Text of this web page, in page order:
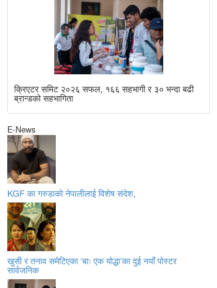
क्रिएटर समिट २०२६ सफल, १६६ सहभागी र ३० भन्दा बढी
ब्रान्डको सहभागिता
E-News
KGF का गरुडाको नेपालीलाई विशेष संदेश,
खुसी र तनाव समेटिएका ‘बाः एक योद्धा’का दुई नयाँ पोस्टर
सार्वजनिक